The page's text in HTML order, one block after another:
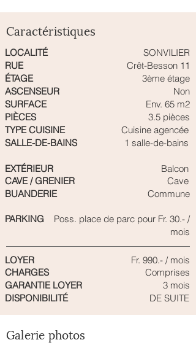
Caractéristiques
LOCALITÉ
SONVILIER
RUE
Crêt-Besson 11
ÉTAGE
3ème étage
ASCENSEUR
Non
SURFACE
Env. 65 m2
PIÈCES
3.5 pièces
TYPE CUISINE
Cuisine agencée
SALLE-DE-BAINS
1 salle-de-bains
EXTÉRIEUR
Balcon
CAVE / GRENIER
Cave
BUANDERIE
Commune
PARKING
Poss. place de parc pour Fr. 30.- /
mois
LOYER
Fr. 990.- / mois
CHARGES
Comprises
GARANTIE LOYER
3 mois
DISPONIBILITÉ
DE SUITE
Galerie photos